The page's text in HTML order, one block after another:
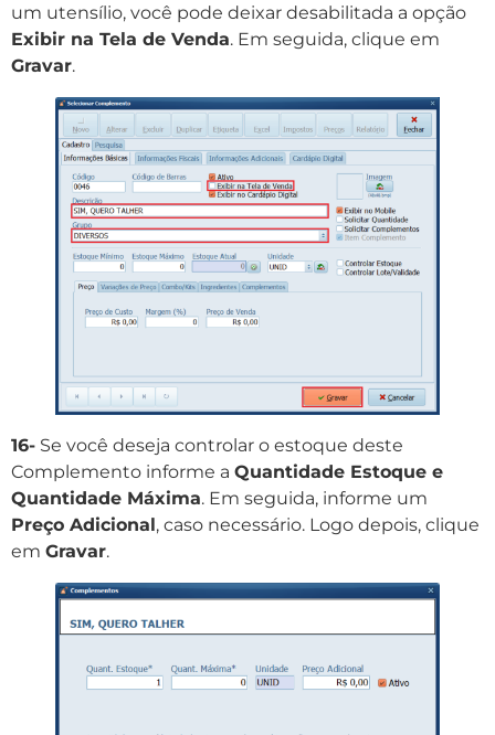
um utensílio, você pode deixar desabilitada a opção
Exibir na Tela de Venda. Em seguida, clique em
Gravar.
16- Se você deseja controlar o estoque deste
Complemento informe a Quantidade Estoque e
Quantidade Máxima. Em seguida, informe um
Preço Adicional, caso necessário. Logo depois, clique
em Gravar.